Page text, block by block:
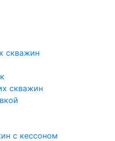
скважин
скважин
с кессоном